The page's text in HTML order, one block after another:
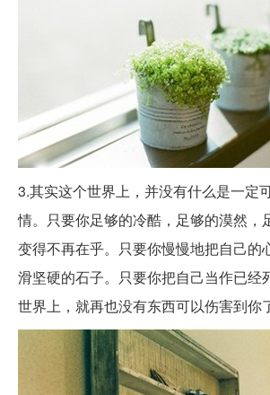
3.其实这个世界上，并没有什么是一定
情。只要你足够的冷酷，足够的漠然，
变得不再在乎。只要你慢慢地把自己的
滑坚硬的石子。只要你把自己当作已经
世界上，就再也没有东西可以伤害到你